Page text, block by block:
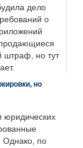
дело
о
штраф, но тут
но
юридических
Однако, по